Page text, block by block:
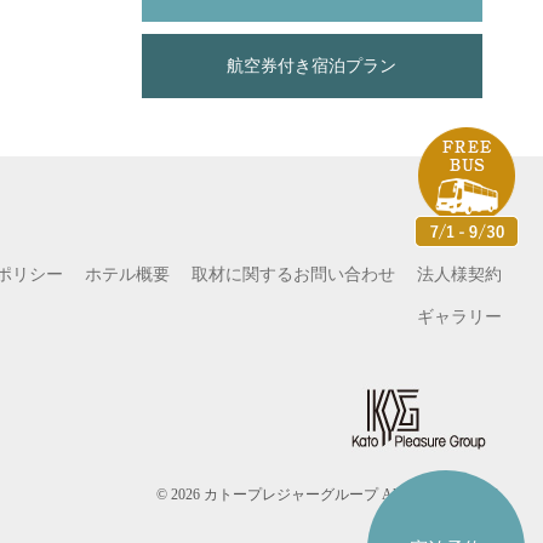
航空券付き宿泊プラン
リシー ホテル概要 取材に関するお問い合わせ 法人様契約
ギャラリー
© 2026 カトープレジャーグループ All Rights Reserved.